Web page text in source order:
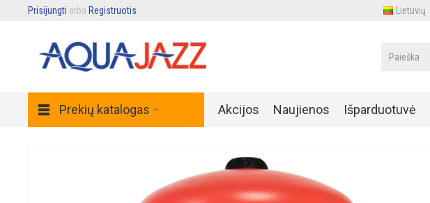
Prisijungti arba Registruotis Lietuvių
Prekių katalogas Akcijos Naujienos Išparduotuvė